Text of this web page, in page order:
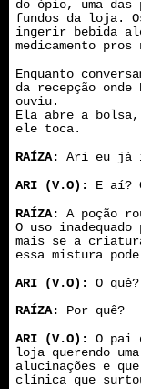
do ópio, uma
fundos da loja.
ingerir bebida
medicamento
Enquanto
da recepção
ouviu.
Ela abre a
ele toca.
RAÍZA:
Ari eu já
ARI (V.O):
E aí?
RAÍZA:
A poção
O uso
mais se a
essa mistura
ARI (V.O):O
RAÍZA:
Por quê?
ARI (V.O):
O pai
loja querendo
alucinações e
clínica que